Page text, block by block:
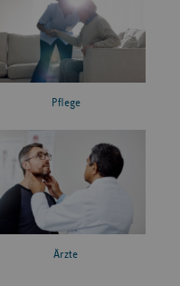
Pflege
Ärzte